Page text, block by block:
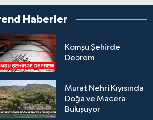
Haberler
Komşu Şehirde
Deprem
Murat Nehri Kıyısında
Doğa ve Macera
Buluşuyor